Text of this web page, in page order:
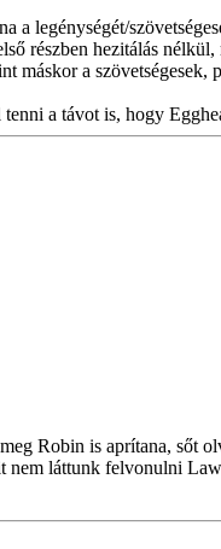
legénységét/
részben hezitálás
máskor a
a távot is, hogy
Robin is aprítana, sőt
nem láttunk felvonulni